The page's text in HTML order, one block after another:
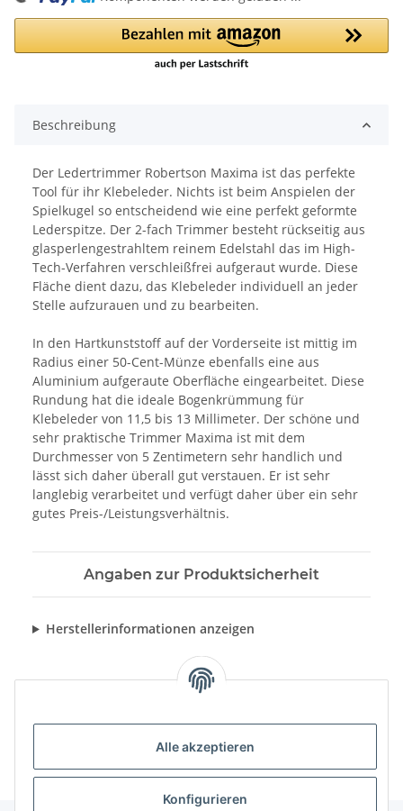
Alle akzeptieren
Konfigurieren
Loading...
Beschreibung
Der Ledertrimmer Robertson Maxima ist das perfekte
Tool für ihr Klebeleder. Nichts ist beim Anspielen der
Spielkugel so entscheidend wie eine perfekt geformte
Lederspitze. Der 2-fach Trimmer besteht rückseitig aus
glasperlengestrahltem reinem Edelstahl das im High-
Tech-Verfahren verschleißfrei aufgeraut wurde. Diese
Fläche dient dazu, das Klebeleder individuell an jeder
Stelle aufzurauen und zu bearbeiten.
In den Hartkunststoff auf der Vorderseite ist mittig im
Radius einer 50-Cent-Münze ebenfalls eine aus
Aluminium aufgeraute Oberfläche eingearbeitet. Diese
Rundung hat die ideale Bogenkrümmung für
Klebeleder von 11,5 bis 13 Millimeter. Der schöne und
sehr praktische Trimmer Maxima ist mit dem
Durchmesser von 5 Zentimetern sehr handlich und
lässt sich daher überall gut verstauen. Er ist sehr
langlebig verarbeitet und verfügt daher über ein sehr
gutes Preis-/Leistungsverhältnis.
Angaben zur Produktsicherheit
Herstellerinformationen anzeigen